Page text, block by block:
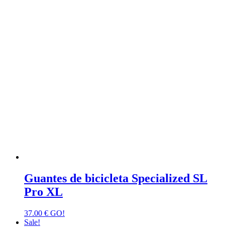
Guantes de bicicleta Specialized SL
Pro XL
37.00 € GO!
Sale!